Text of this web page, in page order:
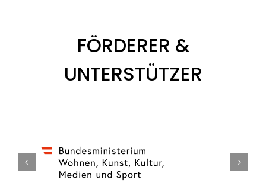
FÖRDERER &
UNTERSTÜTZER